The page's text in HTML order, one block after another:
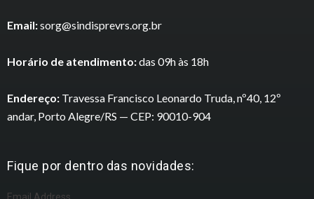
Email:sorg@sindisprevrs.org.br
Horário de atendimento:das 09h às 18h
Endereço: Travessa Francisco Leonardo Truda, nº40, 12º
andar, Porto Alegre/RS — CEP: 90010-904
Fique por dentro das novidades:
Email Address